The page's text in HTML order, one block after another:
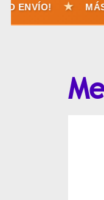
ENVÍO! ★ MÁS